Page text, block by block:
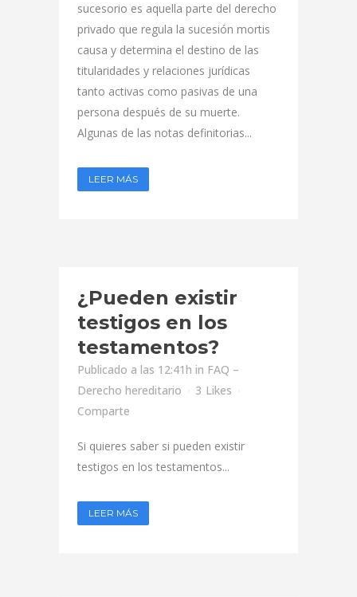
sucesorio es aquella parte del derecho
privado que regula la sucesión mortis
causa y determina el destino de las
titularidades y relaciones jurídicas
tanto activas como pasivas de una
persona después de su muerte.
Algunas de las notas definitorias...
LEER MÁS
¿Pueden existir
testigos en los
testamentos?
Publicado a las 12:41h in FAQ –
Derecho hereditario
3 Likes
Comparte
Si quieres saber si pueden existir
testigos en los testamentos...
LEER MÁS